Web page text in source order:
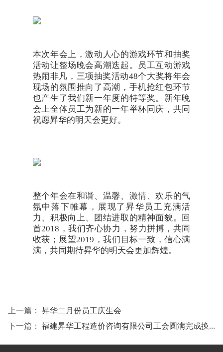
本次年会上，激动人心的游戏环节和抽奖
活动让整场晚会高潮迭起。员工互动游戏
热闹非凡，三项抽奖活动48个大奖将年会
现场的氛围推向了高潮，手机抢红包环节
也产生了我们新一年度的特等奖。新年晚
会上全体员工为新的一年举杯同庆，共同
祝愿昇华的明天会更好。
整个年会在和谐、温馨、激情、欢乐的气
氛中落下帷幕，展现了昇华员工充满活
力、积极向上、团结进取的精神面貌。回
首2018，我们齐心协力，努力拼搏，共同
收获；展望2019，我们目标一致，信心满
满，共同期待昇华的明天会更加辉煌。
上一篇： 昇华二月份员工庆生会
下一篇： 福建昇华工程造价咨询有限公司工会圆满完成换届改选工作，2019年1月份员工庆生会顺利举办。